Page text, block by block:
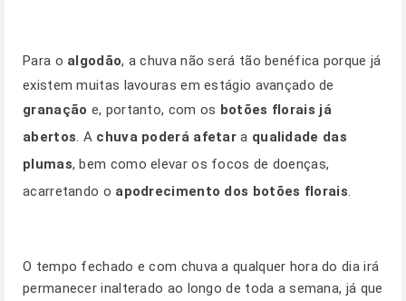
Para o algodão, a chuva não será tão benéfica porque já
existem muitas lavouras em estágio avançado de
granação e, portanto, com os botões florais já
abertos. A chuva poderá afetar a qualidade das
plumas, bem como elevar os focos de doenças,
acarretando o apodrecimento dos botões florais.
O tempo fechado e com chuva a qualquer hora do dia irá
permanecer inalterado ao longo de toda a semana, já que